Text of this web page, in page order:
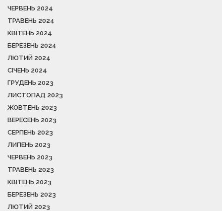
ЧЕРВЕНЬ 2024
ТРАВЕНЬ 2024
КВІТЕНЬ 2024
БЕРЕЗЕНЬ 2024
ЛЮТИЙ 2024
СІЧЕНЬ 2024
ГРУДЕНЬ 2023
ЛИСТОПАД 2023
ЖОВТЕНЬ 2023
ВЕРЕСЕНЬ 2023
СЕРПЕНЬ 2023
ЛИПЕНЬ 2023
ЧЕРВЕНЬ 2023
ТРАВЕНЬ 2023
КВІТЕНЬ 2023
БЕРЕЗЕНЬ 2023
ЛЮТИЙ 2023